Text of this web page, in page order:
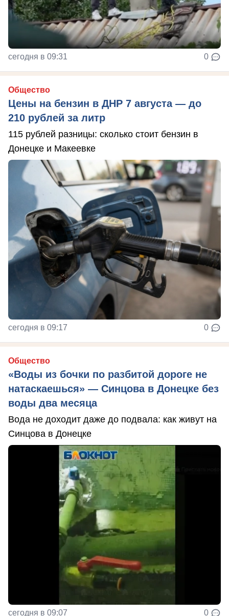
сегодня в 09:31 0
Общество
Цены на бензин в ДНР 7 августа — до
210 рублей за литр
115 рублей разницы: сколько стоит бензин в
Донецке и Макеевке
сегодня в 09:17 0
Общество
«Воды из бочки по разбитой дороге не
натаскаешься» — Синцова в Донецке без
воды два месяца
Вода не доходит даже до подвала: как живут на
Синцова в Донецке
сегодня в 09:07 0